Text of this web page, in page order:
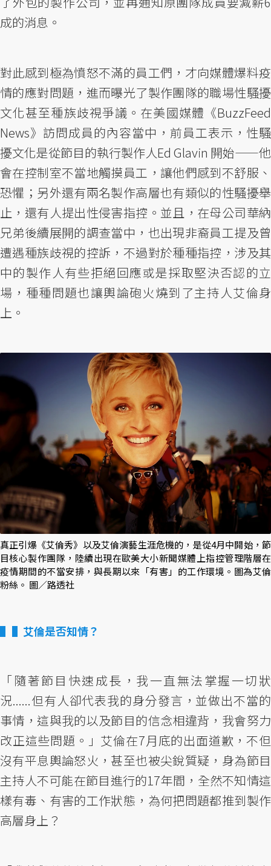
成的消息。
對此感到極為憤怒不滿的員工們，才向媒體爆料疫
情的應對問題，進而曝光了製作團隊的職場性騷擾
文化甚至種族歧視爭議。在美國媒體《BuzzFeed
News》訪問成員的內容當中，前員工表示，性騷
擾文化是從節目的執行製作人Ed Glavin 開始——他
會在控制室不當地觸摸員工，讓他們感到不舒服、
恐懼；另外還有兩名製作高層也有類似的性騷擾舉
止，還有人提出性侵害指控。並且，在母公司華納
兄弟後續展開的調查當中，也出現非裔員工提及曾
遭遇種族歧視的控訴，不過對於種種指控，涉及其
中的製作人有些拒絕回應或是採取堅決否認的立
場，種種問題也讓輿論砲火燒到了主持人艾倫身
上。
真正引爆《艾倫秀》以及艾倫演藝生涯危機的，是從4月中開始，節
目核心製作團隊，陸續出現在歐美大小新聞媒體上指控管理階層在
疫情期間的不當安排，與長期以來「有害」的工作環境。圖為艾倫
粉絲。 圖／路透社
▌艾倫是否知情？
「隨著節目快速成長，我一直無法掌握一切狀
況......但有人卻代表我的身分發言，並做出不當的
事情，這與我的以及節目的信念相違背，我會努力
改正這些問題。」艾倫在7月底的出面道歉，不但
沒有平息輿論怒火，甚至也被尖銳質疑，身為節目
主持人不可能在節目進行的17年間，全然不知情這
樣有毒、有害的工作狀態，為何把問題都推到製作
高層身上？